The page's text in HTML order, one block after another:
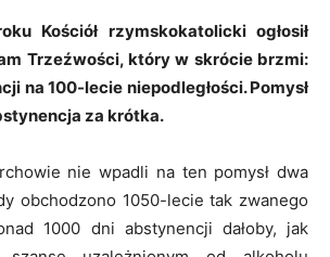
Kościół rzymskokatolicki ogłosił
Trzeźwości, który w skrócie brzmi:
na 100-lecie niepodległości. Pomysł
za krótka.
nie wpadli na ten pomysł dwa
obchodzono 1050-lecie tak zwanego
1000 dni abstynencji dałoby, jak